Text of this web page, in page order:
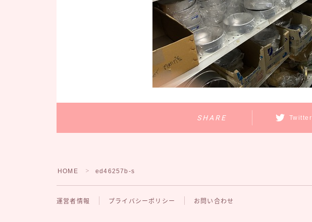
SHARE Twitter
HOME ＞ ed46257b-s
運営者情報 プライバシーポリシー お問い合わせ